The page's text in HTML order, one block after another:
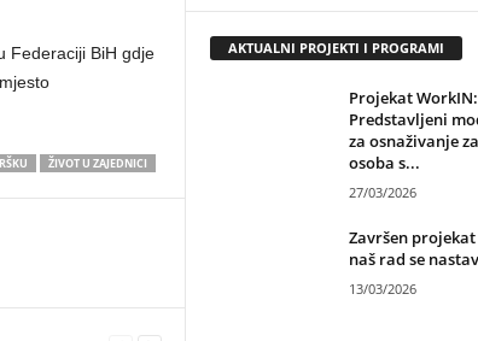
Federaciji BiH gdje
ŽIVOT U ZAJEDNICI
AKTUALNI PROJEKTI I PROGRAMI
Projekat WorkIN:
Predstavljeni
za osnaživanje
osoba s...
27/03/2026
Završen projekat
naš rad se
13/03/2026